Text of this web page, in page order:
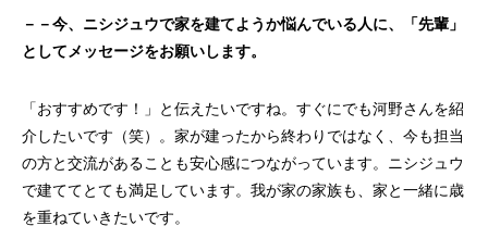
－－今、ニシジュウで家を建てようか悩んでいる人に、「先輩」
としてメッセージをお願いします。
「おすすめです！」と伝えたいですね。すぐにでも河野さんを紹
介したいです（笑）。家が建ったから終わりではなく、今も担当
の方と交流があることも安心感につながっています。ニシジュウ
で建ててとても満足しています。我が家の家族も、家と一緒に歳
を重ねていきたいです。